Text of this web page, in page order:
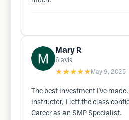
Mary R
6 avis
★★★★★ May 9, 2025
The best investment I've
instructor, I left the class
Career as an SMP Specialist.